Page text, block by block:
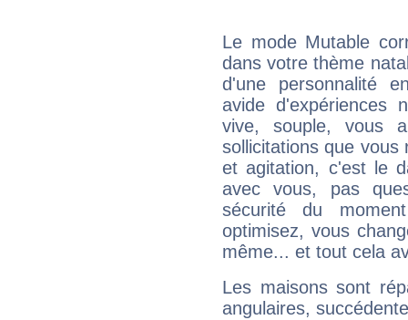
Le mode Mutable
dans votre thème
d'une personnalité
avide d'expériences
vive, souple, vous
sollicitations que vous
et agitation, c'est le
avec vous, pas
sécurité du
optimisez, vous
même... et tout cela
Les maisons sont
angulaires,